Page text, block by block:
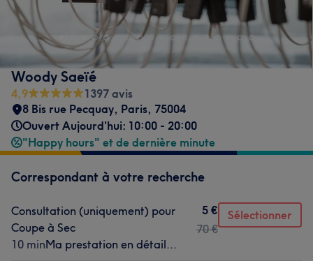
Woody Saeïé
4,9
1397 avis
8 Bis rue Pecquay, Paris, 75004
Ouvert Aujourd'hui: 10:00 - 20:00
"Happy hours" et de dernière minute
Correspondant à votre recherche
Consultation (uniquement) pour
Coupe à Sec
10 minMa prestation en détail...
5 €
70 €
Sélectionner